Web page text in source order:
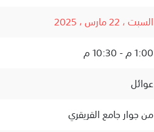
السبت ، 22 مارس ، 2025
1:00 م - 10:30 م
عوائل
من جوار جامع القريقري